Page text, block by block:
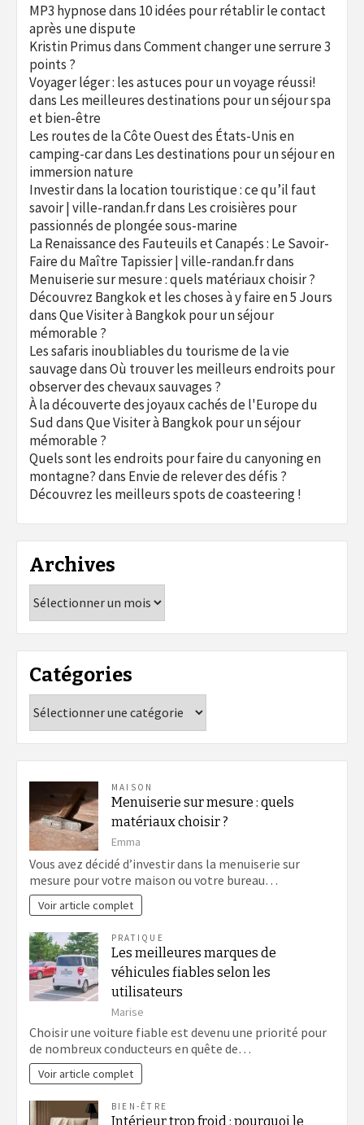
MP3 hypnosedans 10 idées pour rétablir le contact
après une dispute
Kristin PrimusdansComment changer une serrure 3
points ?
Voyager léger : les astuces pour un voyage réussi!
dans Les meilleures destinations pour un séjour spa
et bien-être
Les routes de la Côte Ouest des États-Unis en
camping-cardans Les destinations pour un séjour en
immersion nature
Investir dans la location touristique : ce qu’il faut
savoir | ville-randan.frdans Les croisières pour
passionnés de plongée sous-marine
La Renaissance des Fauteuils et Canapés : Le Savoir-
Faire du Maître Tapissier | ville-randan.frdans
Menuiserie sur mesure : quels matériaux choisir ?
Découvrez Bangkok et les choses à y faire en 5 Jours
dansQue Visiter à Bangkok pour un séjour
mémorable ?
Les safaris inoubliables du tourisme de la vie
sauvagedansOù trouver les meilleurs endroits pour
observer des chevaux sauvages ?
À la découverte des joyaux cachés de l'Europe du
SuddansQue Visiter à Bangkok pour un séjour
mémorable ?
Quels sont les endroits pour faire du canyoning en
montagne?dans Envie de relever des défis ?
Découvrez les meilleurs spots de coasteering !
Archives
Catégories
MAISON
Menuiserie sur mesure : quels
matériaux choisir ?
Emma
Vous avez décidé d’investir dans la menuiserie sur
mesure pour votre maison ou votre bureau…
Voir article complet
PRATIQUE
Les meilleures marques de
véhicules fiables selon les
utilisateurs
Marise
Choisir une voiture fiable est devenu une priorité pour
de nombreux conducteurs en quête de…
Voir article complet
BIEN-ÊTRE
Intérieur trop froid : pourquoi le